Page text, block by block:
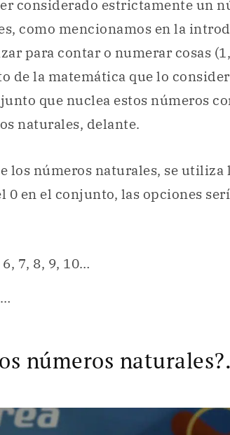
considerado estrictamente un
como mencionamos en la
para contar o numerar cosas
de la matemática que lo
que nuclea estos números
naturales, delante.
los números naturales, se utiliza
0 en el conjunto, las opciones
7, 8, 9, 10…
números